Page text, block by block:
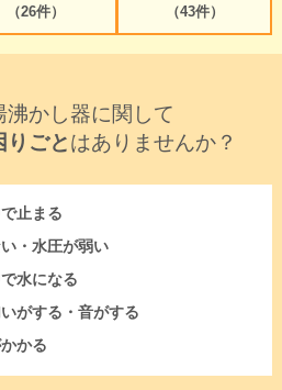
（26件）
（43件）
沸かし器に関して
りごとはありませんか？
止まる
・水圧が弱い
水になる
がする・音がする
かる